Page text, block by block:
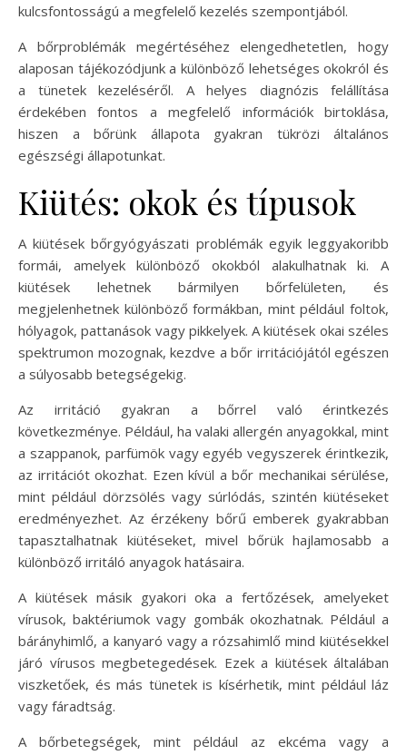
kulcsfontosságú a megfelelő kezelés szempontjából.
A bőrproblémák megértéséhez elengedhetetlen, hogy
alaposan tájékozódjunk a különböző lehetséges okokról és
a tünetek kezeléséről. A helyes diagnózis felállítása
érdekében fontos a megfelelő információk birtoklása,
hiszen a bőrünk állapota gyakran tükrözi általános
egészségi állapotunkat.
Kiütés: okok és típusok
A kiütések bőrgyógyászati problémák egyik leggyakoribb
formái, amelyek különböző okokból alakulhatnak ki. A
kiütések lehetnek bármilyen bőrfelületen, és
megjelenhetnek különböző formákban, mint például foltok,
hólyagok, pattanások vagy pikkelyek. A kiütések okai széles
spektrumon mozognak, kezdve a bőr irritációjától egészen
a súlyosabb betegségekig.
Az irritáció gyakran a bőrrel való érintkezés
következménye. Például, ha valaki allergén anyagokkal, mint
a szappanok, parfümök vagy egyéb vegyszerek érintkezik,
az irritációt okozhat. Ezen kívül a bőr mechanikai sérülése,
mint például dörzsölés vagy súrlódás, szintén kiütéseket
eredményezhet. Az érzékeny bőrű emberek gyakrabban
tapasztalhatnak kiütéseket, mivel bőrük hajlamosabb a
különböző irritáló anyagok hatásaira.
A kiütések másik gyakori oka a fertőzések, amelyeket
vírusok, baktériumok vagy gombák okozhatnak. Például a
bárányhimlő, a kanyaró vagy a rózsahimlő mind kiütésekkel
járó vírusos megbetegedések. Ezek a kiütések általában
viszketőek, és más tünetek is kísérhetik, mint például láz
vagy fáradtság.
A bőrbetegségek, mint például az ekcéma vagy a